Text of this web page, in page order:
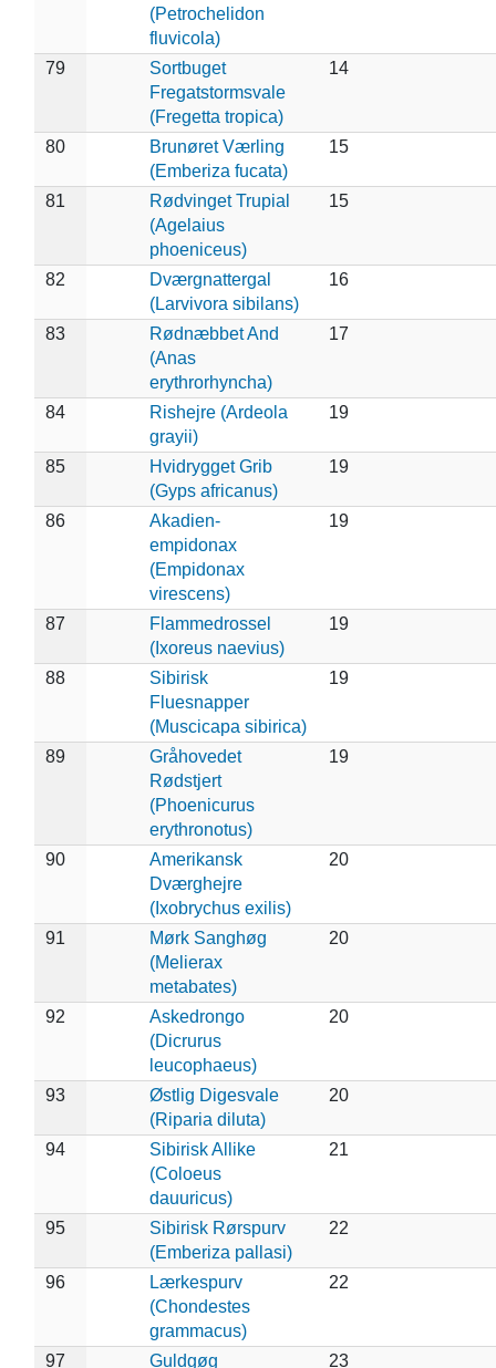
(Petrochelidon
fluvicola)
79
Sortbuget
Fregatstormsvale
(Fregetta tropica)
14
80
Brunøret Værling
(Emberiza fucata)
15
81
Rødvinget Trupial
(Agelaius
phoeniceus)
15
82
Dværgnattergal
(Larvivora sibilans)
16
83
Rødnæbbet And
(Anas
erythrorhyncha)
17
84
Rishejre (Ardeola
grayii)
19
85
Hvidrygget Grib
(Gyps africanus)
19
86
Akadien-
empidonax
(Empidonax
virescens)
19
87
Flammedrossel
(Ixoreus naevius)
19
88
Sibirisk
Fluesnapper
(Muscicapa sibirica)
19
89
Gråhovedet
Rødstjert
(Phoenicurus
erythronotus)
19
90
Amerikansk
Dværghejre
(Ixobrychus exilis)
20
91
Mørk Sanghøg
(Melierax
metabates)
20
92
Askedrongo
(Dicrurus
leucophaeus)
20
93
Østlig Digesvale
(Riparia diluta)
20
94
Sibirisk Allike
(Coloeus
dauuricus)
21
95
Sibirisk Rørspurv
(Emberiza pallasi)
22
96
Lærkespurv
(Chondestes
grammacus)
22
97 Guldgøg 23